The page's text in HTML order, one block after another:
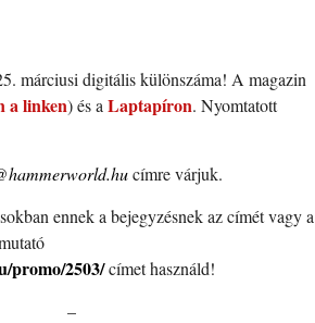
márciusi digitális különszáma! A magazin
a linken) és a Laptapíron. Nyomtatott
címre várjuk.
ennek a bejegyzésnek az címét vagy a
promo/2503/címet használd!
–